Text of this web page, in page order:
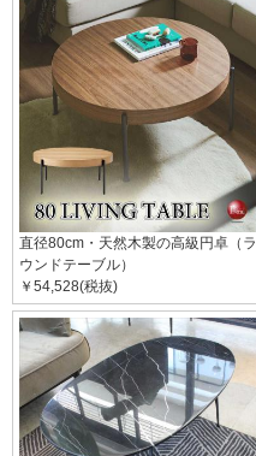
直径80cm・天然木製の高級円卓（ラ
ウンドテーブル）
￥54,528(税抜)